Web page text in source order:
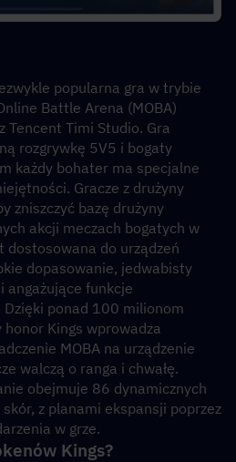
popularna gra w trybie
Battle Arena (MOBA)
Tencent Timi Studio. Gra
rozgrywkę 5V5 i bogaty
każdy bohater ma specjalne
Gracze z drużyny
zniszczyć bazę drużyny
akcji meczach bogatych w
dostosowana do urządzeń
dopasowanie, jedwabisty
angażujące funkcje
Dzięki ponad 100 milionom
Kings wprowadza
MOBA na urządzenie
walczą o ranga i chwałę.
obejmuje 86 dynamicznych
z planami ekspansji poprzez
w grze.
Kings?